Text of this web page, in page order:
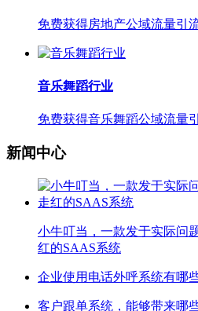
免费获得房地产公域流量引
音乐舞蹈行业
免费获得音乐舞蹈公域流量
新闻中心
小牛叮当，一款发于实际问
红的SAAS系统
企业使用电话外呼系统有哪
客户跟单系统，能够带来哪